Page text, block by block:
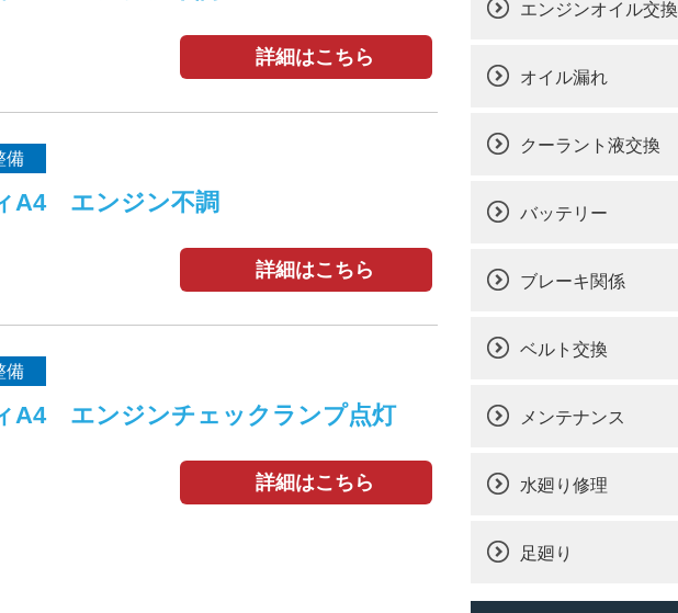
詳細はこちら
備
A4 エンジン不調
詳細はこちら
備
A4 エンジンチェックランプ点灯
詳細はこちら
エンジンオイル交換
オイル漏れ
クーラント液交換
バッテリー
ブレーキ関係
ベルト交換
メンテナンス
水廻り修理
足廻り